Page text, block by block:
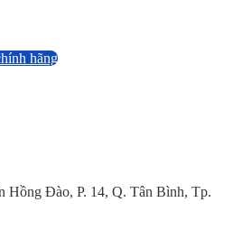
hãng
Hồng Đào, P. 14, Q. Tân Bình, Tp.